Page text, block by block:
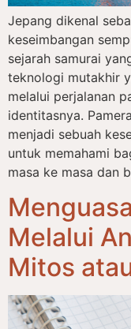
Jepang dikenal
keseimbangan
sejarah samurai
teknologi mutakhir
melalui perjalanan
identitasnya.
menjadi sebuah
untuk memahami
masa ke masa dan
Melalui
Mitos